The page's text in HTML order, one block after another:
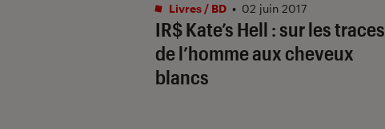
IR$ Kate’s Hell : sur les traces
de l’homme aux cheveux
blancs
Livres / BD • 02 juin 2017